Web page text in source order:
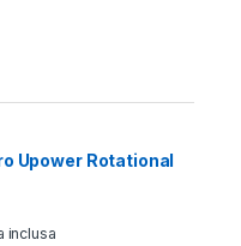
Upower Rotational
inclusa